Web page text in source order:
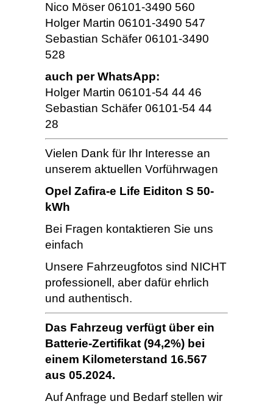
Nico Möser 06101-3490 560
Holger Martin 06101-3490 547
Sebastian Schäfer 06101-3490
528
auch per WhatsApp:
Holger Martin 06101-54 44 46
Sebastian Schäfer 06101-54 44
28
Vielen Dank für Ihr Interesse an
unserem aktuellen Vorführwagen
Opel Zafira-e Life Eiditon S 50-
kWh
Bei Fragen kontaktieren Sie uns
einfach
Unsere Fahrzeugfotos sind NICHT
professionell, aber dafür ehrlich
und authentisch.
Das Fahrzeug verfügt über ein
Batterie-Zertifikat (94,2%) bei
einem Kilometerstand 16.567
aus 05.2024.
Auf Anfrage und Bedarf stellen wir